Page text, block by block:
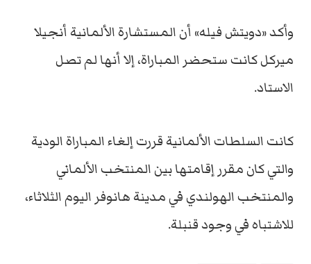
وأكد «دويتش فيله» أن المستشارة الألمانية أنجيلا
ميركل كانت ستحضر المباراة، إلا أنها لم تصل
الاستاد.
كانت السلطات الألمانية قررت إلغاء المباراة الودية
والتي كان مقرر إقامتها بين المنتخب الألماني
والمنتخب الهولندي في مدينة هانوفر اليوم الثلاثاء،
للاشتباه في وجود قنبلة.